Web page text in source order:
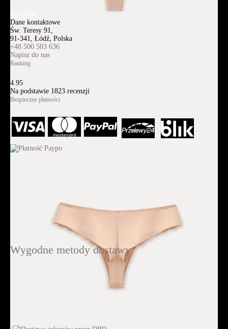
Dane kontaktowe
Św. Teresy 91,
91-341, Łódź, Polska
+48 500 503 636
Napisz do nas
Ranking
4.95
Na podstawie 1823 recenzji
Bezpieczne płatności
Wygodne metody dostawy